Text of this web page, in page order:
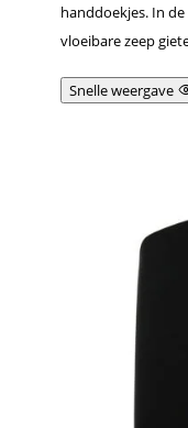
handdoekjes. In
vloeibare zeep
Snelle weergave